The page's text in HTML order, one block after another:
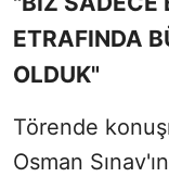
ETRAFINDA
OLDUK"
Törende
Osman